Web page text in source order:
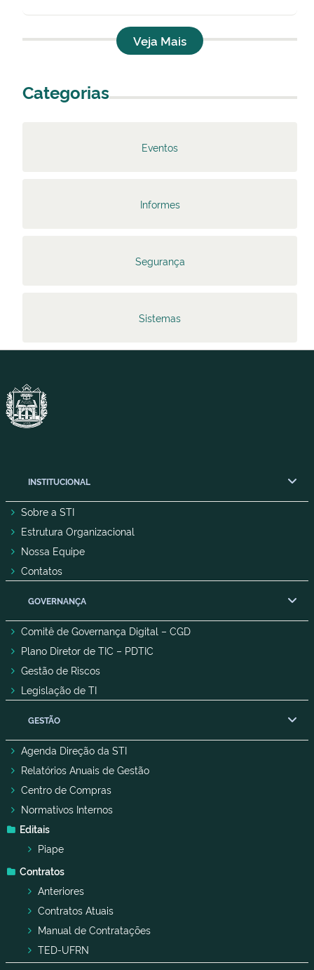
Veja Mais
Categorias
Eventos
Informes
Segurança
Sistemas
INSTITUCIONAL
Sobre a STI
Estrutura Organizacional
Nossa Equipe
Contatos
GOVERNANÇA
Comitê de Governança Digital – CGD
Plano Diretor de TIC – PDTIC
Gestão de Riscos
Legislação de TI
GESTÃO
Agenda Direção da STI
Relatórios Anuais de Gestão
Centro de Compras
Normativos Internos
Editais
Piape
Contratos
Anteriores
Contratos Atuais
Manual de Contratações
TED-UFRN